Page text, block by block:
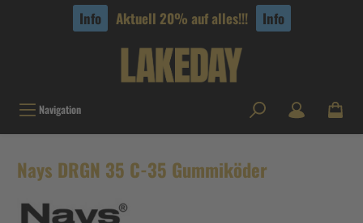
Info Aktuell 20% auf alles!!! Info
Navigation
Nays DRGN 35 C-35 Gummiköder